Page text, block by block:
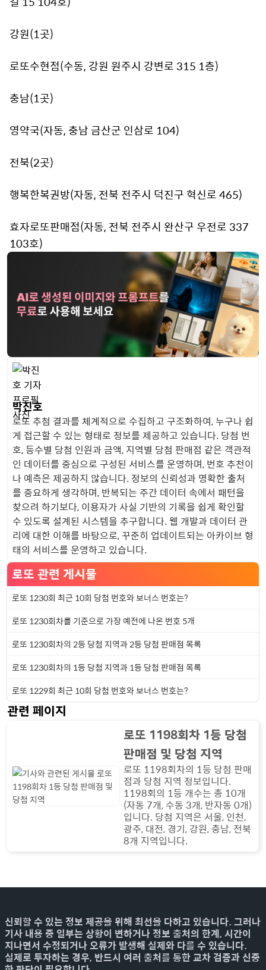
강원(1곳)
로또수현점(수동, 강원 원주시 강변로 315 1층)
충남(1곳)
영약국(자동, 충남 금산군 인삼로 104)
전북(2곳)
행복한복권방(자동, 전북 전주시 덕진구 혁신로 465)
효자로또판매점(자동, 전북 전주시 완산구 우전로 337
103호)
박진호
로또 추첨 결과를 체계적으로 수집하고 구조화하여, 누구나 쉽
게 접근할 수 있는 형태로 정보를 제공하고 있습니다. 당첨 번
호, 등수별 당첨 인원과 금액, 지역별 당첨 판매점 같은 객관적
인 데이터를 중심으로 구성된 서비스를 운영하며, 번호 추천이
나 예측은 제공하지 않습니다. 정보의 신뢰성과 명확한 출처
를 중요하게 생각하며, 반복되는 주간 데이터 속에서 패턴을
찾으려 하기보다, 이용자가 사실 기반의 기록을 쉽게 확인할
수 있도록 설계된 시스템을 추구합니다. 웹 개발과 데이터 관
리에 대한 이해를 바탕으로, 꾸준히 업데이트되는 아카이브 형
태의 서비스를 운영하고 있습니다.
로또 관련 게시물
로또 1230회 최근 10회 당첨 번호와 보너스 번호는?
로또 1230회차를 기준으로 가장 예전에 나온 번호 5개
로또 1230회차의 2등 당첨 지역과 2등 당첨 판매점 목록
로또 1230회차의 1등 당첨 지역과 1등 당첨 판매점 목록
로또 1229회 최근 10회 당첨 번호와 보너스 번호는?
관련 페이지
로또 1198회차 1등 당첨
판매점 및 당첨 지역
로또 1198회차의 1등 당첨 판매
점과 당첨 지역 정보입니다.
1198회의 1등 개수는 총 10개
(자동 7개, 수동 3개, 반자동 0개)
입니다. 당첨 지역은 서울, 인천,
광주, 대전, 경기, 강원, 충남, 전북
8개 지역입니다.
신뢰할 수 있는 정보 제공을 위해 최선을 다하고 있습니다. 그러나
기사 내용 중 일부는 상황이 변하거나 정보 출처의 한계, 시간이
지나면서 수정되거나 오류가 발생해 실제와 다를 수 있습니다.
실제로 투자하는 경우, 반드시 여러 출처를 통한 교차 검증과 신중